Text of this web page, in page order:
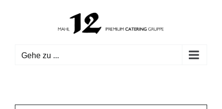
Gehe zu ...